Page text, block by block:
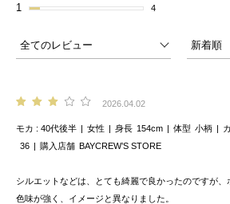
1 4
2026.04.02
モカ 40代後半 女性 身長 154cm 体型 小柄
36
購入店舗 BAYCREW’S STORE
シルエットなどは、とても綺麗で良かったのですが
色味が強く、イメージと異なりました。